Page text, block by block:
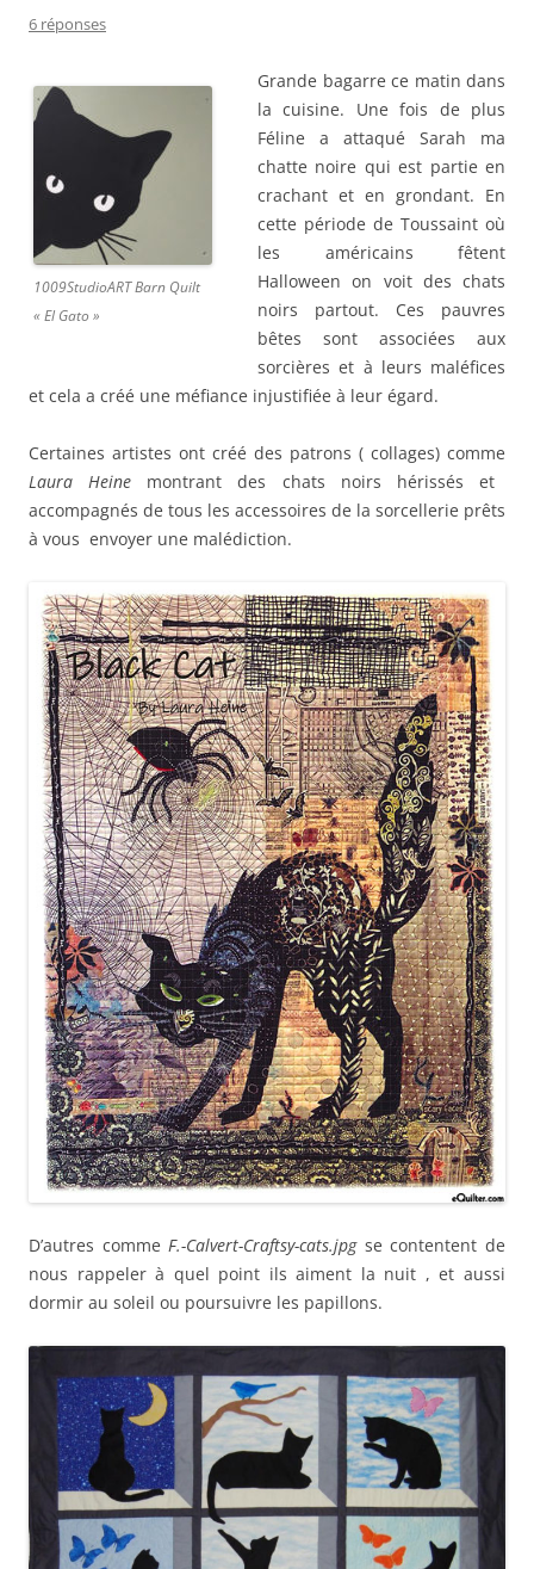
6 réponses
1009StudioART Barn Quilt
« El Gato »
Grande bagarre ce matin dans
la cuisine. Une fois de plus
Féline a attaqué Sarah ma
chatte noire qui est partie en
crachant et en grondant. En
cette période de Toussaint où
les américains fêtent
Halloween on voit des chats
noirs partout. Ces pauvres
bêtes sont associées aux
sorcières et à leurs maléfices
et cela a créé une méfiance injustifiée à leur égard.
Certaines artistes ont créé des patrons ( collages) comme
Laura Heine montrant des chats noirs hérissés et
accompagnés de tous les accessoires de la sorcellerie prêts
à vous envoyer une malédiction.
D’autres commeF.-Calvert-Craftsy-cats.jpgse contentent de
nous rappeler à quel point ils aiment la nuit , et aussi
dormir au soleil ou poursuivre les papillons.